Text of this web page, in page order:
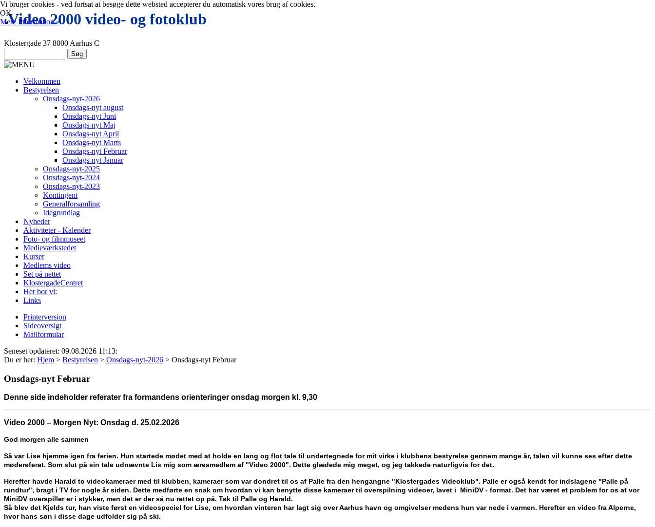
.Video 2000 video- og fotoklub
Klostergade 37 8000 Aarhus C
Velkommen
Bestyrelsen
Onsdags-nyt-2026
Onsdags-nyt august
Onsdags-nyt Juni
Onsdags-nyt Maj
Onsdags-nyt April
Onsdags-nyt Marts
Onsdags-nyt Februar
Onsdags-nyt Januar
Onsdags-nyt-2025
Onsdags-nyt-2024
Onsdags-nyt-2023
Kontingent
Generalforsamling
Idegrundlag
Nyheder
Aktiviteter - Kalender
Foto- og filmmuseet
Medieværkstedet
Kurser
Medlems video
Set på nettet
KlostergadeCentret
Her bor vi:
Links
Printerversion
Sideoversigt
Mailformular
Seneset opdateret: 09.08.2026 11:13:
Du er her: Hjem > Bestyrelsen > Onsdags-nyt-2026 > Onsdags-nyt Februar
Onsdags-nyt Februar
Denne side indeholder referater fra formandens orienteringer onsdag morgen kl. 9,30
Video 2000 – Morgen Nyt: Onsdag d. 25.02.2026
God morgen alle sammen
Så var Lise hjemme igen fra ferien. Hun startede mødet med at holde en lang og flot tale til undertegnede for mit virke i klubbens bestyrelse gennem mange år, talen vil kunne ses efter dette
mødereferat. Som slut på sin tale udnævnte Lis mig som æresmedlem af "Video 2000". Dette glædede mig meget, og jeg takkede naturligvis for det.
Herefter havde Harald to videokameraer med til klubben, kameraer som var dondret til os af Palle fra den hengangne "Klostergades Videoklub". Palle er også kendt for indslagene "Palle på
rundtur", bragt i TV for nogle år siden. Dette medførte en snak om hvordan vi kan benytte disse kameraer til overspilning videoer, lavet i MiniDV - format. Det har været et problem for os at vor
MiniDV overspiller er i stykker, men det er der så nu rettet op på. Tak til Palle og Harald.
Så blev det Kjelds tur, han viste først en videospeciel for Lise, om hvordan vinteren har lagt sig over Aarhus havn og omgivelser medens hun var nede i varmen. Herefter en video fra Alperne,
hvor hans søn i disse dage udfolder sig på ski.
Vi bruger cookies - ved fortsat at besøge dette websted accepterer du automatisk vores brug af cookies.
OK
Mere Information »